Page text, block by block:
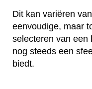
Dit kan variëren
eenvoudige, maar
selecteren van een
nog steeds een
biedt.